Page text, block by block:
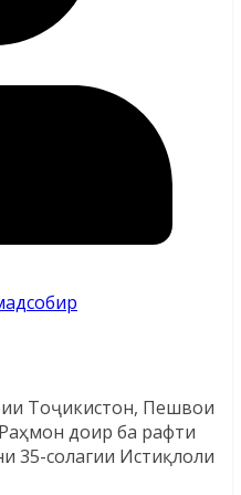
Тоҷикистон, Пешвои
доир ба рафти
35-солагии Истиқлоли